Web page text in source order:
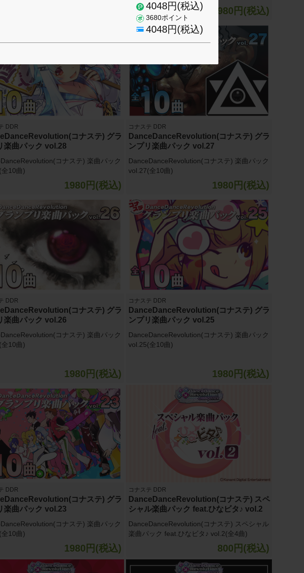
4048円(税込)
3680ポイント
4048円(税込)
1980円(税込)
DDR
コナステ) グラ
楽曲パック vol.28
コナステ) 楽曲パック
10曲)
1980円(税込)
コナステ DDR
DanceDanceRevolution(コナステ) グラ
ンプリ楽曲パック vol.27
DanceDanceRevolution(コナステ) 楽曲パック
vol.27(全10曲)
1980円(税込)
DDR
コナステ) グラ
楽曲パック vol.26
コナステ) 楽曲パック
10曲)
1980円(税込)
コナステ DDR
DanceDanceRevolution(コナステ) グラ
ンプリ楽曲パック vol.25
DanceDanceRevolution(コナステ) 楽曲パック
vol.25(全10曲)
1980円(税込)
DDR
コナステ) グラ
楽曲パック vol.23
コナステ) 楽曲パック
10曲)
1980円(税込)
コナステ DDR
DanceDanceRevolution(コナステ) スペ
シャル楽曲パック feat.ひなビタ♪ vol.2
DanceDanceRevolution(コナステ) スペシャル
楽曲パック feat.ひなビタ♪ vol.2(全4曲)
800円(税込)